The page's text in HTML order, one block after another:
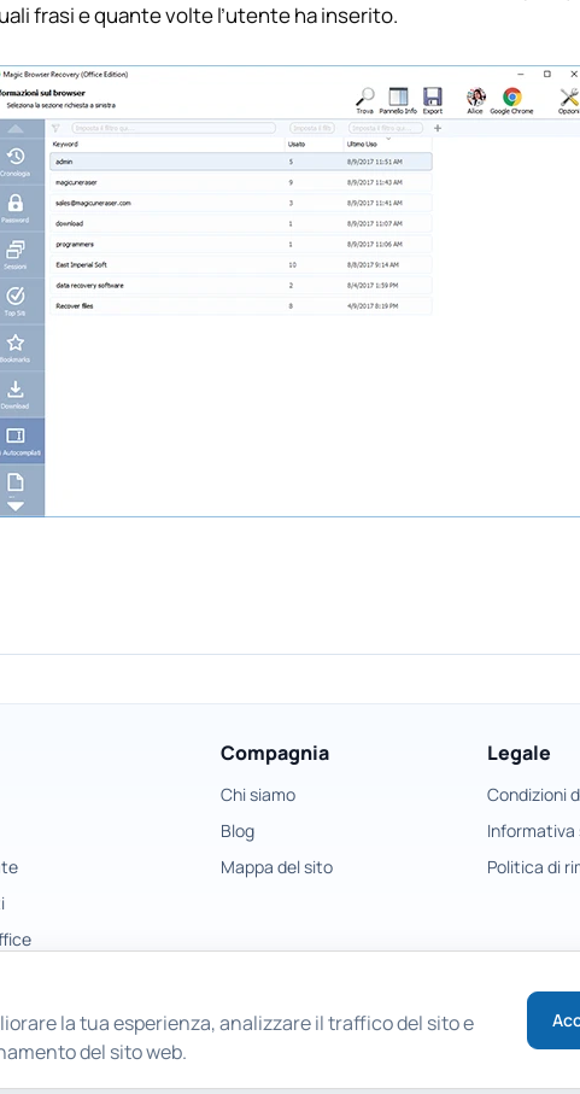
frasi e quante volte l’utente ha inserito.
Compagnia
Chi siamo
Blog
Mappa del sito
Legale
Condizioni
Informativa
Politica di
la tua esperienza, analizzare il traffico del sito e
del sito web.